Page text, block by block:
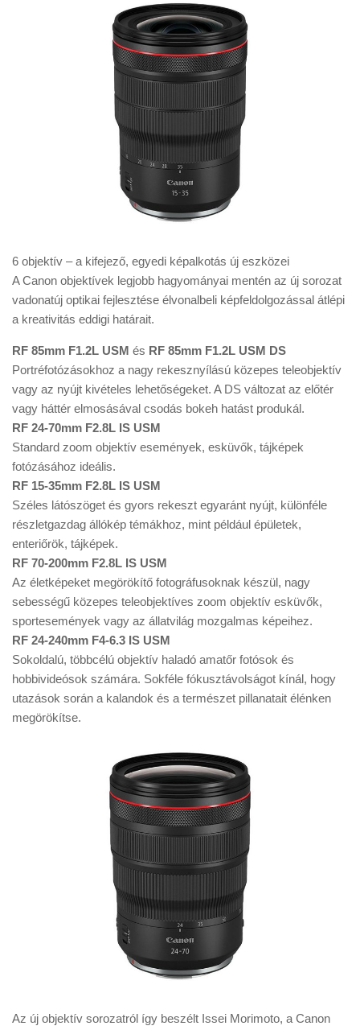
6 objektív – a kifejező, egyedi képalkotás új eszközei
A Canon objektívek legjobb hagyományai mentén az új sorozat
vadonatúj optikai fejlesztése élvonalbeli képfeldolgozással átlépi
a kreativitás eddigi határait.
RF 85mm F1.2L USM és RF 85mm F1.2L USM DS
Portréfotózásokhoz a nagy rekesznyílású közepes teleobjektív
vagy az nyújt kivételes lehetőségeket. A DS változat az előtér
vagy háttér elmosásával csodás bokeh hatást produkál.
RF 24-70mm F2.8L IS USM
Standard zoom objektív események, esküvők, tájképek
fotózásához ideális.
RF 15-35mm F2.8L IS USM
Széles látószöget és gyors rekeszt egyaránt nyújt, különféle
részletgazdag állókép témákhoz, mint például épületek,
enteriőrök, tájképek.
RF 70-200mm F2.8L IS USM
Az életképeket megörökítő fotográfusoknak készül, nagy
sebességű közepes teleobjektíves zoom objektív esküvők,
sportesemények vagy az állatvilág mozgalmas képeihez.
RF 24-240mm F4-6.3 IS USM
Sokoldalú, többcélú objektív haladó amatőr fotósok és
hobbivideósok számára. Sokféle fókusztávolságot kínál, hogy
utazások során a kalandok és a természet pillanatait élénken
megörökítse.
Az új objektív sorozatról így beszélt Issei Morimoto, a Canon